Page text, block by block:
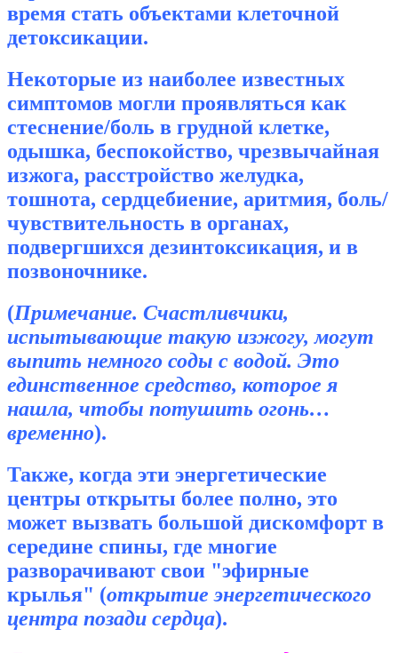
время стать объектами клеточной
детоксикации.
Некоторые из наиболее известных
симптомов могли проявляться как
стеснение/боль в грудной клетке,
одышка, беспокойство, чрезвычайная
изжога, расстройство желудка,
тошнота, сердцебиение, аритмия, боль/
чувствительность в органах,
подвергшихся дезинтоксикация, и в
позвоночнике.
(Примечание. Счастливчики,
испытывающие такую изжогу, могут
выпить немного соды с водой. Это
единственное средство, которое я
нашла, чтобы потушить огонь…
временно).
Также, когда эти энергетические
центры открыты более полно, это
может вызвать большой дискомфорт в
середине спины, где многие
разворачивают свои "эфирные
крылья" (открытие энергетического
центра позади сердца).